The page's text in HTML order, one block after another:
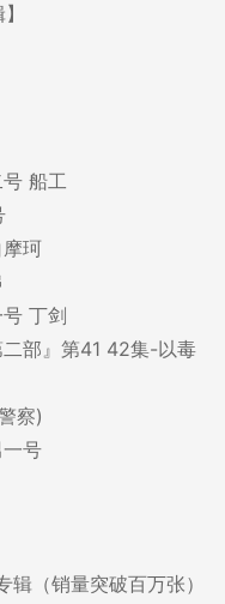
船工
珂
丁剑
部』第41 42集-以毒
察)
号
（销量突破百万张）